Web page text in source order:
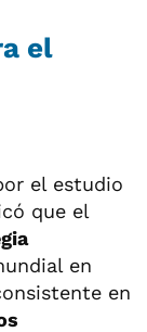
el
el estudio
que el
en
en